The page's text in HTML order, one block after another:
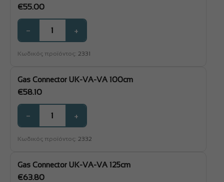
€55.00
− +
Κωδικός προϊόντος: 2331
Gas Connector UK-VA-VA 100cm
€58.10
− +
Κωδικός προϊόντος: 2332
Gas Connector UK-VA-VA 125cm
€63.80